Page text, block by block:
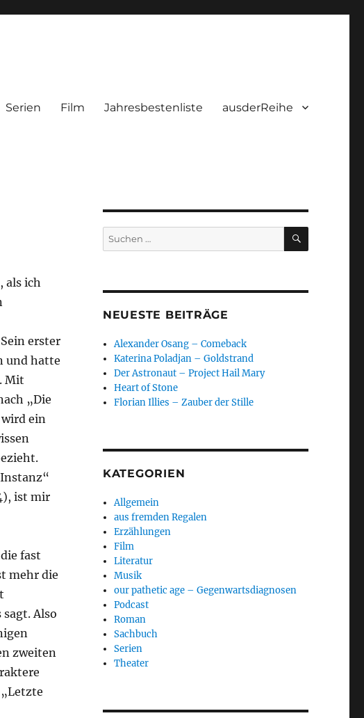
Serien Film Jahresbestenliste ausderReihe
als ich
erster
und hatte
Mit
„Die
ein
ist mir
fast
mehr die
Also
zweiten
Suchen
nach:
SUCHEN
NEUESTE BEITRÄGE
Alexander Osang – Comeback
Katerina Poladjan – Goldstrand
Der Astronaut – Project Hail Mary
Heart of Stone
Florian Illies – Zauber der Stille
KATEGORIEN
Allgemein
aus fremden Regalen
Erzählungen
Film
Literatur
Musik
our pathetic age – Gegenwartsdiagnosen
Podcast
Roman
Sachbuch
Serien
Theater